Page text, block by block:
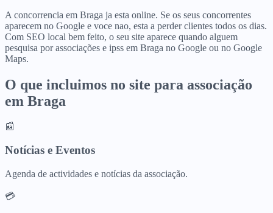
A concorrencia em Braga ja esta online. Se os seus concorrentes
aparecem no Google e voce nao, esta a perder clientes todos os dias.
Com SEO local bem feito, o seu site aparece quando alguem
pesquisa por associações e ipss em Braga no Google ou no Google
Maps.
O que incluimos no site para associação
em Braga
📰
Notícias e Eventos
Agenda de actividades e notícias da associação.
💳